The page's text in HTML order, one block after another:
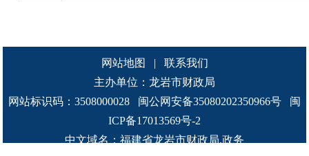
网站地图 |
联系我们
主办单位：龙岩市财政局
网站标识码：3508000028
闽公网安备35080202350966号
闽
ICP备17013569号-2
中文域名：福建省龙岩市财政局.政务